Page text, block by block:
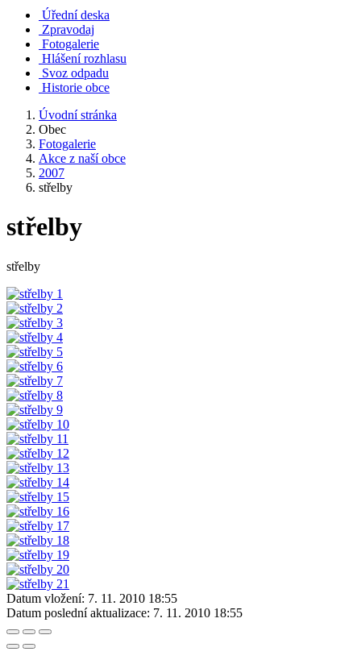
Úřední deska
Zpravodaj
Fotogalerie
Hlášení rozhlasu
Svoz odpadu
Historie obce
Úvodní stránka
Obec
Fotogalerie
Akce z naší obce
2007
střelby
střelby
střelby
Datum vložení: 7. 11. 2010 18:55
Datum poslední aktualizace: 7. 11. 2010 18:55